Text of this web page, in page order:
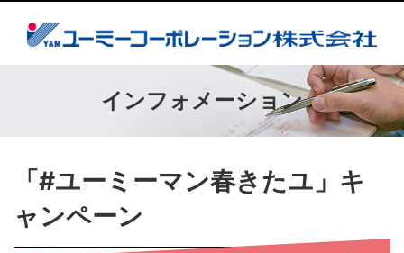
インフォメーション
「#ユーミーマン春きたユ」キ
ャンペーン